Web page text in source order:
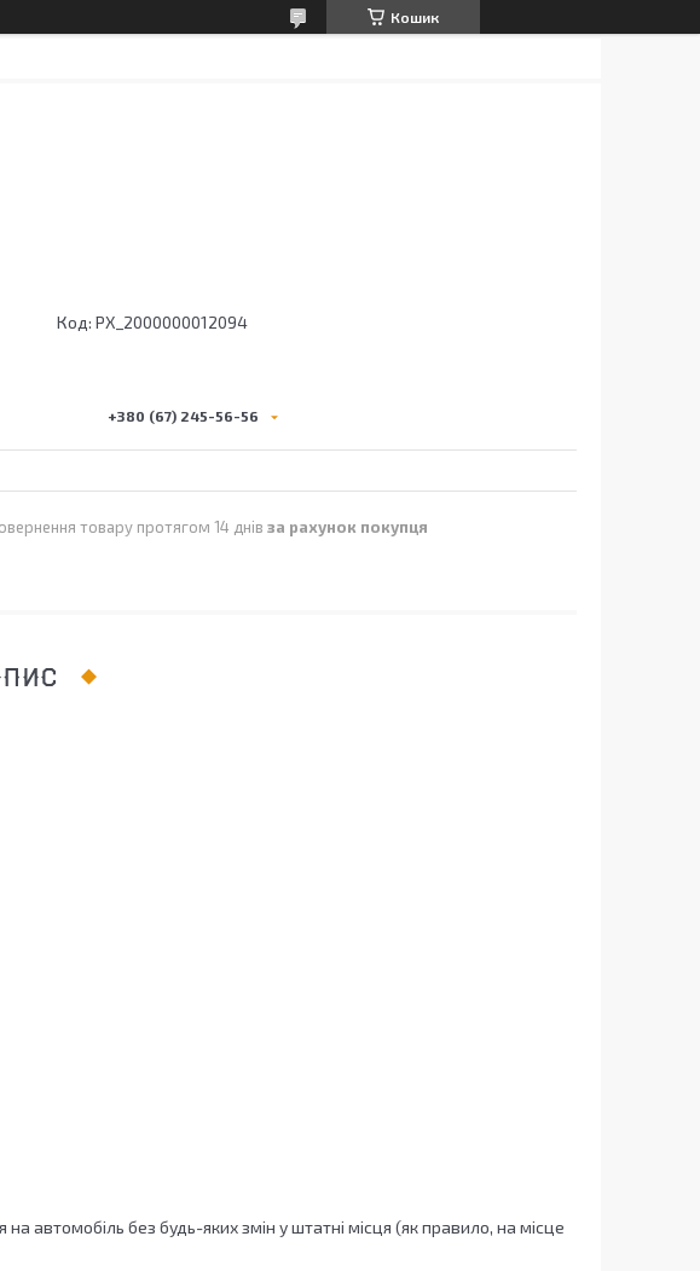
Кошик
Код: PX_2000000012094
+380 (67) 245-56-56
товару протягом 14 днів за рахунок покупця
автомобіль без будь-яких змін у штатні місця (як правило, на місце